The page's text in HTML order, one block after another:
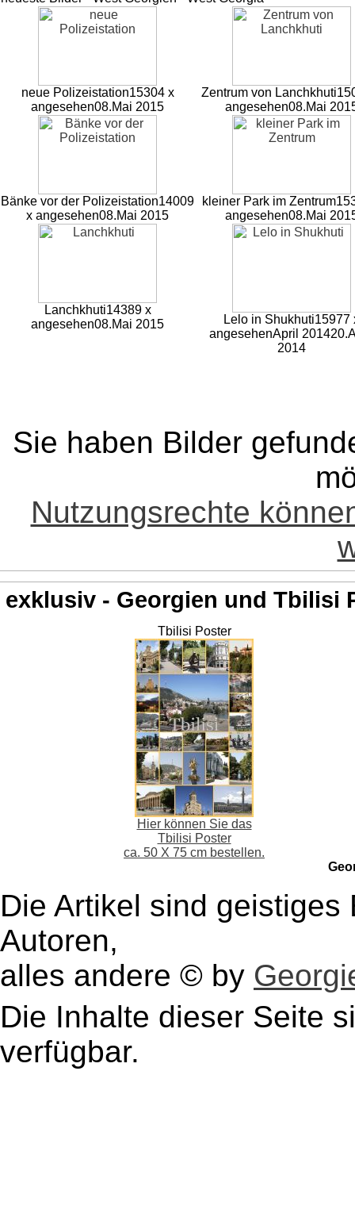
neue Polizeistation15304 x
angesehen08.Mai 2015
Zentrum von Lanchkhuti
angesehen08.Mai
Bänke vor der Polizeistation14009
x angesehen08.Mai 2015
kleiner Park im Zentrum
angesehen08.Mai
Lanchkhuti14389 x
angesehen08.Mai 2015 Lelo in Shukhuti15977
angesehenApril 2014
2014
Sie haben Bilder
Nutzungsrechte
exklusiv - Georgien und Tbilisi
Tbilisi Poster
Hier können Sie das
Tbilisi Poster
ca. 50 X 75 cm bestellen.
Die Artikel sind
Autoren,
alles andere © by
Die Inhalte dieser Seite
verfügbar.